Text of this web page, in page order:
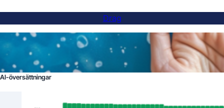
Drag
AI-översättningar